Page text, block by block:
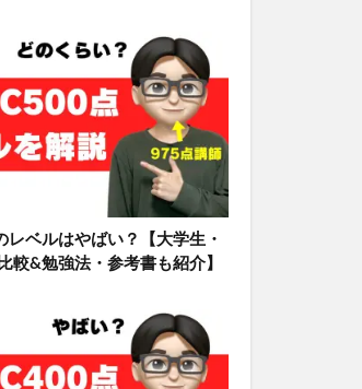
レベルはやばい？【大学生・
較&勉強法・参考書も紹介】